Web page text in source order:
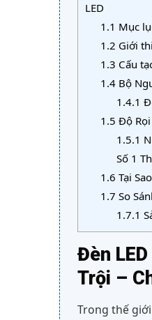
LED
1.1 Mục
1.2 Giới
1.3 Cấu
1.4 Bộ
1.4.1
1.5 Độ
1.5.1
Số 1
1.6 Tại
1.7 So
1.7.1
Đèn
Trội –
Trong thế